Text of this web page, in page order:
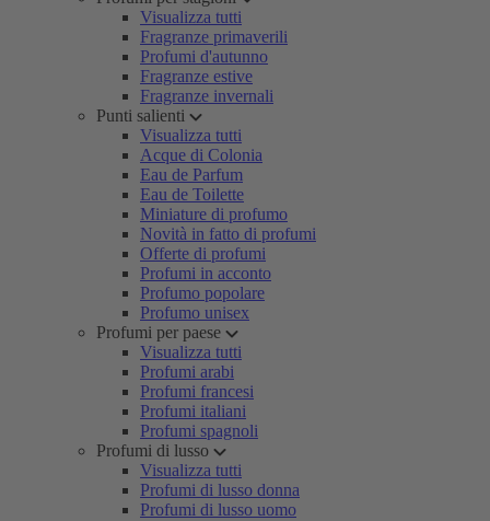
Visualizza tutti
Fragranze primaverili
Profumi d'autunno
Fragranze estive
Fragranze invernali
Punti salienti
Visualizza tutti
Acque di Colonia
Eau de Parfum
Eau de Toilette
Miniature di profumo
Novità in fatto di profumi
Offerte di profumi
Profumi in acconto
Profumo popolare
Profumo unisex
Profumi per paese
Visualizza tutti
Profumi arabi
Profumi francesi
Profumi italiani
Profumi spagnoli
Profumi di lusso
Visualizza tutti
Profumi di lusso donna
Profumi di lusso uomo